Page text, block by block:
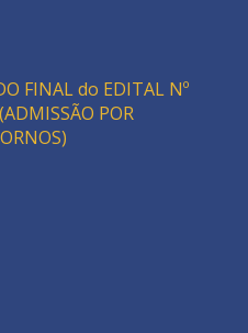
FINAL do EDITAL Nº
POR